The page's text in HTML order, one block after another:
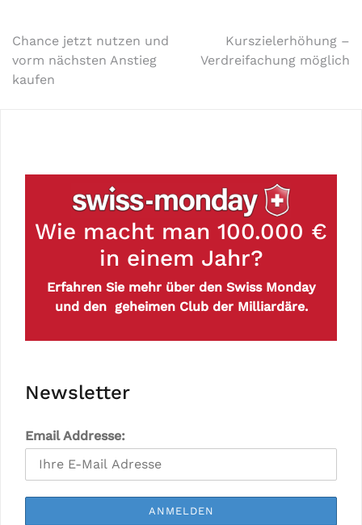
Chance jetzt nutzen und
vorm nächsten Anstieg
kaufen
Kurszielerhöhung –
Verdreifachung möglich
Wie macht man 100.000 €
in einem Jahr?
Erfahren Sie mehr über den Swiss Monday
und den geheimen Club der Milliardäre.
Newsletter
Email Addresse: